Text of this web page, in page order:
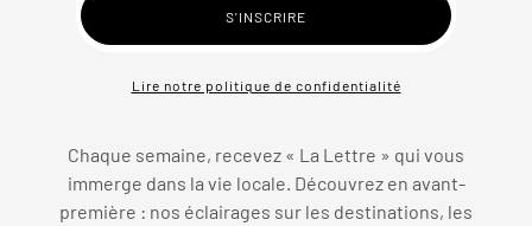
Lire notre politique de confidentialité
Chaque semaine, recevez « La Lettre » qui vous
immerge dans la vie locale. Découvrez en avant-
première : nos éclairages sur les destinations, les